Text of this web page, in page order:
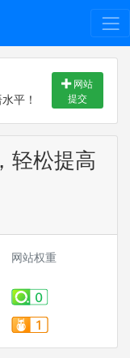
平！
网站
提交
轻松提高
网站权重